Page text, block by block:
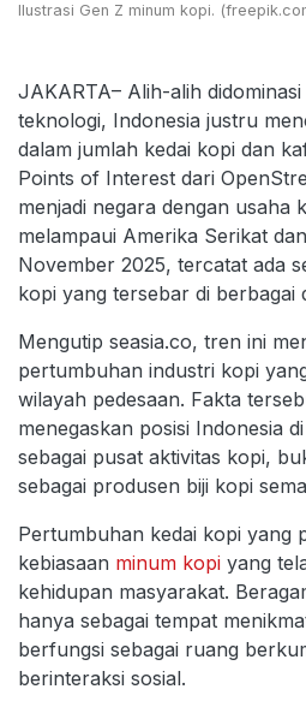
Ilustrasi Gen Z minum kopi.
JAKARTA– Alih-alih
teknologi, Indonesia justru
dalam jumlah kedai kopi dan
Points of Interest dari
menjadi negara dengan usaha
melampaui Amerika Serikat
November 2025, tercatat ada
kopi yang tersebar di berbagai
Mengutip seasia.co, tren ini
pertumbuhan industri kopi
wilayah pedesaan. Fakta
menegaskan posisi Indonesia
sebagai pusat aktivitas kopi,
sebagai produsen biji kopi
Pertumbuhan kedai kopi yang
kebiasaan minum kopi yang
kehidupan masyarakat.
hanya sebagai tempat
berfungsi sebagai ruang
berinteraksi sosial.